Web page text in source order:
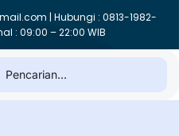
| Hubungi : 0813-1982-
: 09:00 – 22:00 WIB